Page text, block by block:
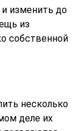
изменить до
из
собственной
несколько
деле их